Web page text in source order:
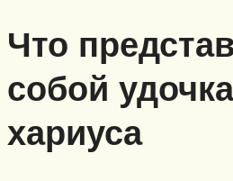
Что
собой
хариуса